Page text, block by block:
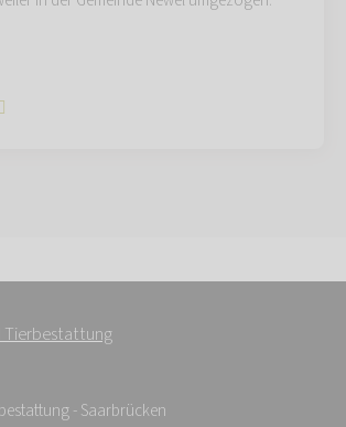
- Saarbrücken